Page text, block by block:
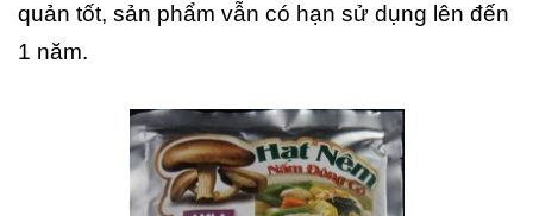
quản tốt, sản phẩm vẫn có hạn sử dụng lên đến
1 năm.